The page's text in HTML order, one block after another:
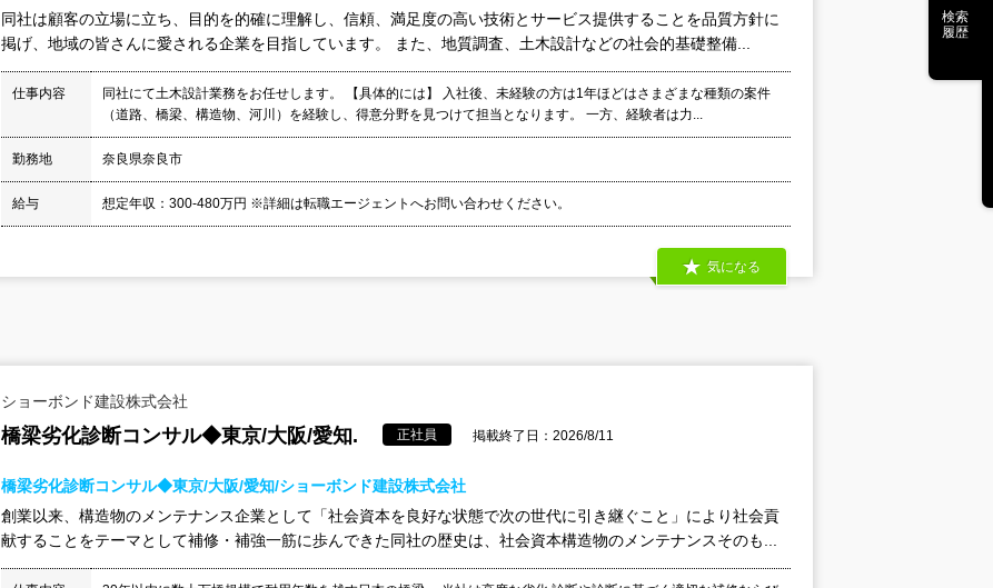
同社は顧客の立場に立ち、目的を的確に理解し、信頼、満足度の高い技術とサービス提供することを品質方針に
掲げ、地域の皆さんに愛される企業を目指しています。 また、地質調査、土木設計などの社会的基礎整備...
仕事内容
同社にて土木設計業務をお任せします。 【具体的には】 入社後、未経験の方は1年ほどはさまざまな種類の案件
（道路、橋梁、構造物、河川）を経験し、得意分野を見つけて担当となります。 一方、経験者は力...
勤務地 奈良県奈良市
給与 想定年収：300-480万円 ※詳細は転職エージェントへお問い合わせください。
気になる
ショーボンド建設株式会社
橋梁劣化診断コンサル◆東京/大阪/愛知. 正社員 掲載終了日：2026/8/11
橋梁劣化診断コンサル◆東京/大阪/愛知/ショーボンド建設株式会社
創業以来、構造物のメンテナンス企業として「社会資本を良好な状態で次の世代に引き継ぐこと」により社会貢
献することをテーマとして補修・補強一筋に歩んできた同社の歴史は、社会資本構造物のメンテナンスそのも...
検索
履歴